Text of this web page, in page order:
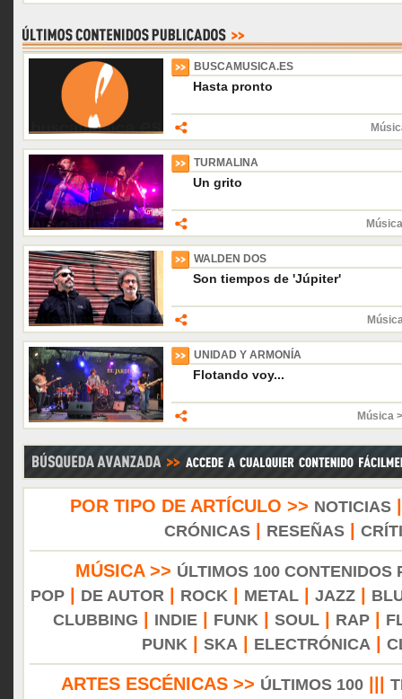
BUSCAMUSICA.ES
Hasta pronto
TURMALINA
Un grito
WALDEN DOS
Son tiempos de 'Júpiter'
UNIDAD Y ARMONÍA
Flotando voy...
Música
POR TIPO DE ARTÍCULO >> NOTICIAS
CRÓNICAS| RESEÑAS|
MÚSICA >> ÚLTIMOS 100 CONTENIDOS
POP| DE AUTOR ROCK METAL| JAZZ|
CLUBBING
INDIE| FUNK SOUL| RAP|
PUNK
SKA ELECTRÓNICA
ARTES ESCÉNICAS >> ÚLTIMOS 100